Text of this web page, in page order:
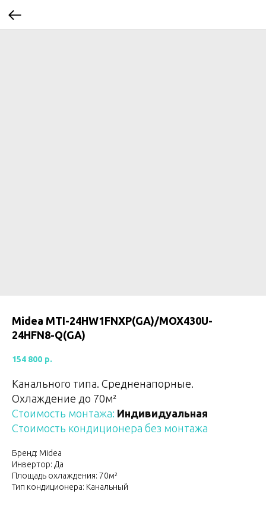
Midea MTI-24HW1FNXP(GA)/MOX430U-
24HFN8-Q(GA)
154 800 р.
Канального типа. Средненапорные.
Охлаждение до 70м²
Стоимость монтажа: Индивидуальная
Стоимость кондиционера без монтажа
Бренд: Midea
Инвертор: Да
Площадь охлаждения: 70м²
Тип кондиционера: Канальный